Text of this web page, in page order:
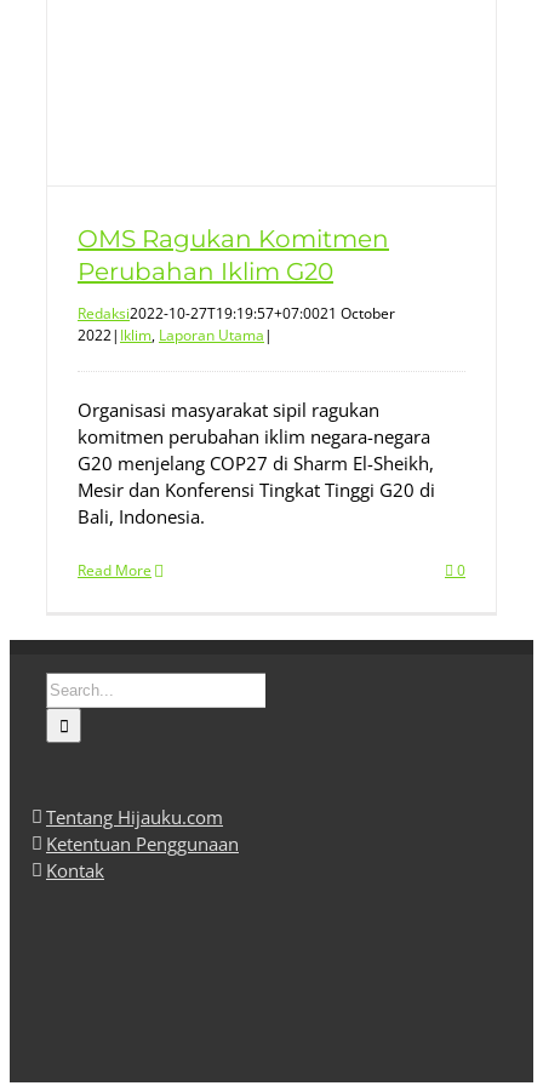
OMS Ragukan Komitmen
Perubahan Iklim G20
Redaksi2022-10-27T19:19:57+07:0021 October
2022| Iklim, Laporan Utama|
Organisasi masyarakat sipil ragukan
komitmen perubahan iklim negara-negara
G20 menjelang COP27 di Sharm El-Sheikh,
Mesir dan Konferensi Tingkat Tinggi G20 di
Bali, Indonesia.
Read More 0
Search
for:
Tentang Hijauku.com
Ketentuan Penggunaan
Kontak